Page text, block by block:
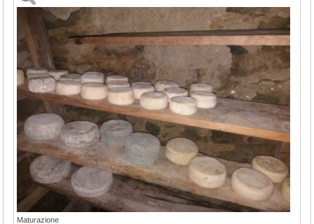
Maturazione